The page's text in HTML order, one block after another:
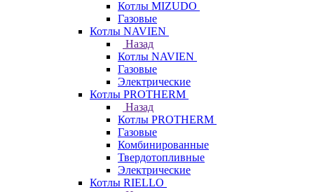
Котлы MIZUDO
Газовые
Котлы NAVIEN
Назад
Котлы NAVIEN
Газовые
Электрические
Котлы PROTHERM
Назад
Котлы PROTHERM
Газовые
Комбинированные
Твердотопливные
Электрические
Котлы RIELLO